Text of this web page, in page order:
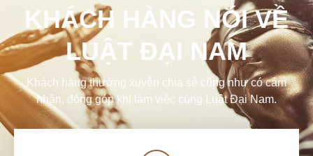
KHÁCH HÀNG NÓI VỀ
LUẬT ĐẠI NAM
Khách hàng thường xuyên chia sẻ cũng như có cảm
nhận, đóng góp khi làm việc cùng Luật Đại Nam.